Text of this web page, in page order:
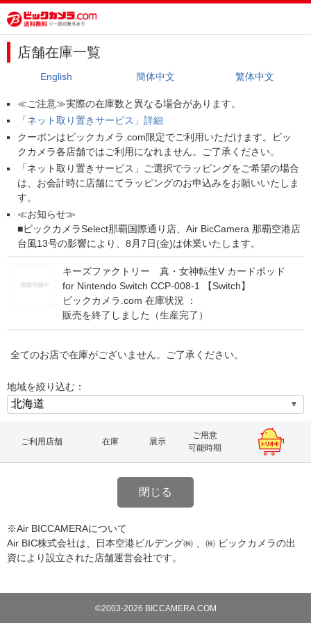
店舗在庫一覧
English 簡体中文 繁体中文
≪ご注意≫実際の在庫数と異なる場合があります。
「ネット取り置きサービス」詳細
クーポンはビックカメラ.com限定でご利用いただけます。ビッ
クカメラ各店舗ではご利用になれません。ご了承ください。
「ネット取り置きサービス」ご選択でラッピングをご希望の場合
は、お会計時に店舗にてラッピングのお申込みをお願いいたしま
す。
≪お知らせ≫
■ビックカメラSelect那覇国際通り店、Air BicCamera 那覇空港店
台風13号の影響により、8月7日(金)は休業いたします。
キーズファクトリー 真・女神転生V カードポッド
for Nintendo Switch CCP-008-1 【Switch】
ビックカメラ.com 在庫状況 ：
販売を終了しました（生産完了）
全てのお店で在庫がございません。ご了承ください。
地域を絞り込む：
ご利用店舗 在庫 展示
ご用意
可能時期
閉じる
※Air BICCAMERAについて
Air BIC株式会社は、日本空港ビルデング㈱ 、㈱ ビックカメラの出
資により設立された店舗運営会社です。
©2003-2026 BICCAMERA.COM